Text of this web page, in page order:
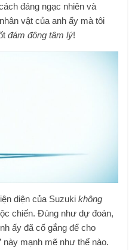
đáng ngạc nhiên và
vật của anh ấy mà tôi
đám đông tâm lý!
diện của Suzukikhông
chiến. Đúng như dự đoán,
ấy đã cố gắng để cho
này mạnh mẽ như thế nào.